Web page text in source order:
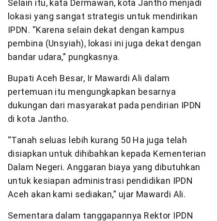
Selain itu, kata Dermawan, kota Jantho menjadi
lokasi yang sangat strategis untuk mendirikan
IPDN. “Karena selain dekat dengan kampus
pembina (Unsyiah), lokasi ini juga dekat dengan
bandar udara,” pungkasnya.
Bupati Aceh Besar, Ir Mawardi Ali dalam
pertemuan itu mengungkapkan besarnya
dukungan dari masyarakat pada pendirian IPDN
di kota Jantho.
“Tanah seluas lebih kurang 50 Ha juga telah
disiapkan untuk dihibahkan kepada Kementerian
Dalam Negeri. Anggaran biaya yang dibutuhkan
untuk kesiapan administrasi pendidikan IPDN
Aceh akan kami sediakan,” ujar Mawardi Ali.
Sementara dalam tanggapannya Rektor IPDN